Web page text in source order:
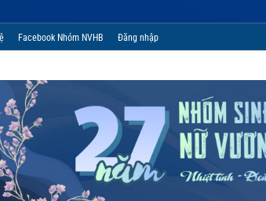
Facebook Nhóm NVHB Đăng nhập
Sinh Viên Nữ Vương Hoà Bình